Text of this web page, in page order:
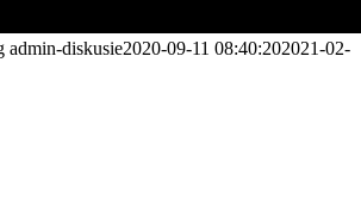
admin-diskusie2020-09-11 08:40:202021-02-